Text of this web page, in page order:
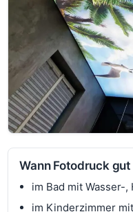
Wann Fotodruck
im Bad mit Wasser-
im Kinderzimmer